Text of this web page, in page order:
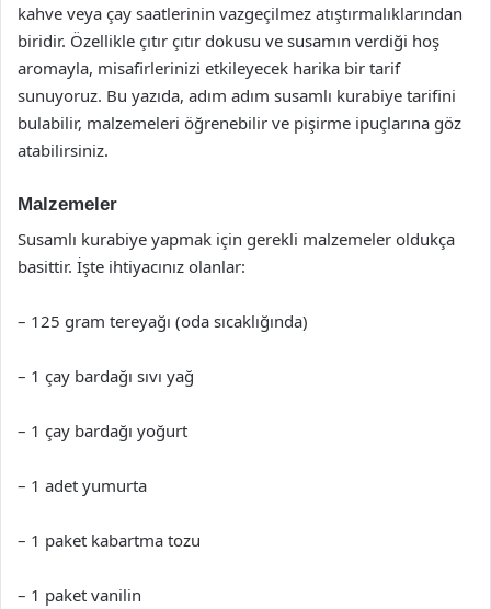
kahve veya çay saatlerinin vazgeçilmez atıştırmalıklarından
biridir. Özellikle çıtır çıtır dokusu ve susamın verdiği hoş
aromayla, misafirlerinizi etkileyecek harika bir tarif
sunuyoruz. Bu yazıda, adım adım susamlı kurabiye tarifini
bulabilir, malzemeleri öğrenebilir ve pişirme ipuçlarına göz
atabilirsiniz.
Malzemeler
Susamlı kurabiye yapmak için gerekli malzemeler oldukça
basittir. İşte ihtiyacınız olanlar:
– 125 gram tereyağı (oda sıcaklığında)
– 1 çay bardağı sıvı yağ
– 1 çay bardağı yoğurt
– 1 adet yumurta
– 1 paket kabartma tozu
– 1 paket vanilin